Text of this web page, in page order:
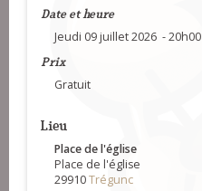
Date et heure
Jeudi 09 juillet 2026 - 20h00
Prix
Gratuit
Lieu
Place de l'église
Place de l'église
29910Trégunc